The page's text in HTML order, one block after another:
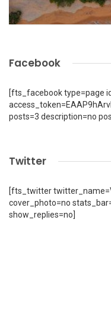
Facebook
[fts_facebook type=page
posts=3 description=no
Twitter
[fts_twitter
cover_photo=no
show_replies=no]